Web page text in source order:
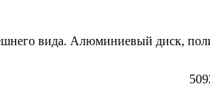
вида. Алюминиевый диск,